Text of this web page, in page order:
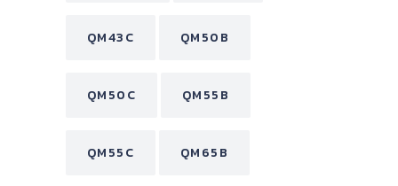
QM43C QM50B
QM50C QM55B
QM55C QM65B